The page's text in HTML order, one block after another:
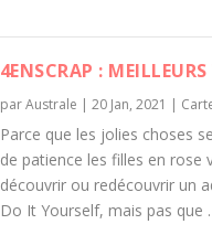
4ENSCRAP :
parAustrale | 20 Jan, 2021 |
Parce que les jolies choses
de patience les filles en
découvrir ou redécouvrir un
Do It Yourself, mais pas que